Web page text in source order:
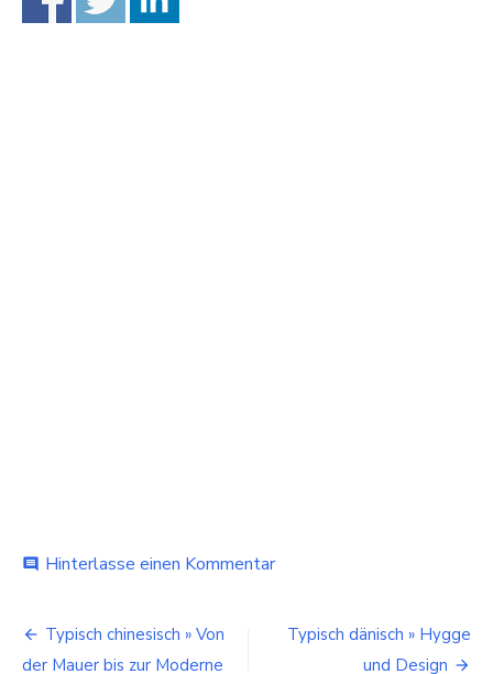
comment Hinterlasse einen Kommentarbei
ricanisch
Beitragsnavigation
Typisch chinesisch » Von
der Mauer bis zur Moderne
Typisch dänisch » Hygge
und Design